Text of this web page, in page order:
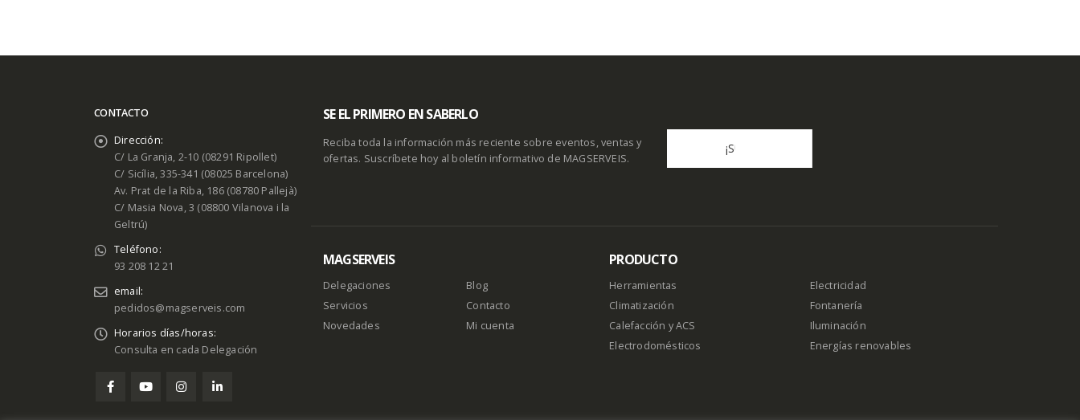
CONTACTO
Dirección:
C/ La Granja, 2-10 (08291 Ripollet)
C/ Sicília, 335-341 (08025 Barcelona)
Av. Prat de la Riba, 186 (08780 Pallejà)
C/ Masia Nova, 3 (08800 Vilanova i la
Geltrú)
Teléfono:
93 208 12 21
email:
pedidos@magserveis.com
Horarios días/horas:
Consulta en cada Delegación
SE EL PRIMERO EN SABERLO
Reciba toda la información más reciente sobre eventos, ventas y
ofertas. Suscríbete hoy al boletín informativo de MAGSERVEIS.
MAGSERVEIS
Delegaciones
Servicios
Novedades
Blog
Contacto
Mi cuenta
PRODUCTO
Herramientas
Climatización
Calefacción y ACS
Electrodomésticos
Electricidad
Fontanería
Iluminación
Energías renovables